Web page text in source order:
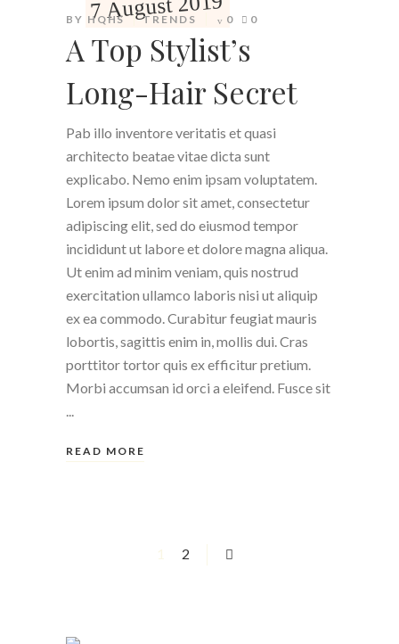
BY HQHS TRENDS 0 0
A Top Stylist’s
Long-Hair Secret
Pab illo inventore veritatis et quasi
architecto beatae vitae dicta sunt
explicabo. Nemo enim ipsam voluptatem.
Lorem ipsum dolor sit amet, consectetur
adipiscing elit, sed do eiusmod tempor
incididunt ut labore et dolore magna aliqua.
Ut enim ad minim veniam, quis nostrud
exercitation ullamco laboris nisi ut aliquip
ex ea commodo. Curabitur feugiat mauris
lobortis, sagittis enim in, mollis dui. Cras
porttitor tortor quis ex efficitur pretium.
Morbi accumsan id orci a eleifend. Fusce sit
READ MORE
1 2